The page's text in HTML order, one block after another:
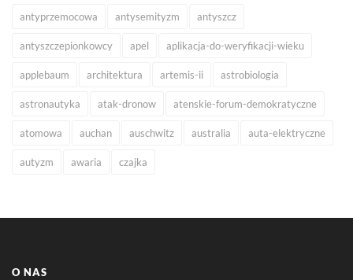
antyprzemocowa antysemityzm antyszcz
antyszczepionkowcy apel aplikacja-do-weryfikacji-wieku
applebaum architektura artemis-ii astrobiologia
astronautyka atak-dronow atenskie-forum-demokratyczne
atomowa auchan auschwitz australia auta-elektryczne
autyzm awaria czajka
O NAS